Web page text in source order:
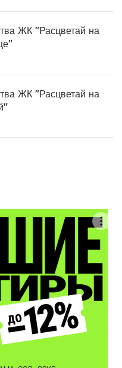
ЖК "Расцветай на
ЖК "Расцветай на